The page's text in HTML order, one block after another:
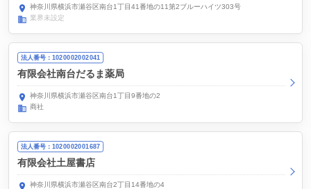
神奈川県横浜市瀬谷区南台1丁目41番地の11第2ブルーハイツ303号
業界未設定
法人番号：1020002002041
有限会社南台だるま薬局
神奈川県横浜市瀬谷区南台1丁目9番地の2
商社
法人番号：1020002001687
有限会社土屋書店
神奈川県横浜市瀬谷区南台2丁目14番地の4